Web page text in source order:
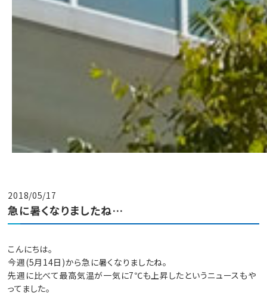
2018/05/17
急に暑くなりましたね…
こんにちは。
今週(5月14日)から急に暑くなりましたね。
先週に比べて最高気温が一気に7℃も上昇したというニュースもや
ってました。